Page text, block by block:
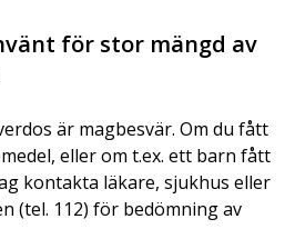
för stor mängd av
är magbesvär. Om du fått
eller om t.ex. ett barn fått
kontakta läkare, sjukhus eller
(tel. 112) för bedömning av